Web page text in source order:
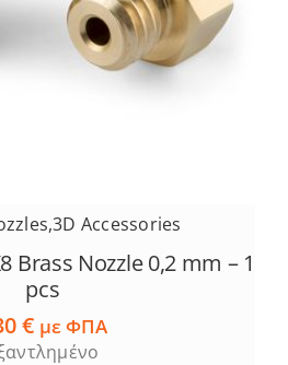
,3D Accessories
Brass Nozzle 0,2 mm – 1
pcs
€ με ΦΠΑ